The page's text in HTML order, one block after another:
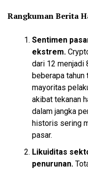
Rangkuman Berita
Sentimen
ekstrem.
dari 12 menjadi
beberapa tahun
mayoritas
akibat tekanan
dalam jangka
historis sering
pasar.
Likuiditas
penurunan.